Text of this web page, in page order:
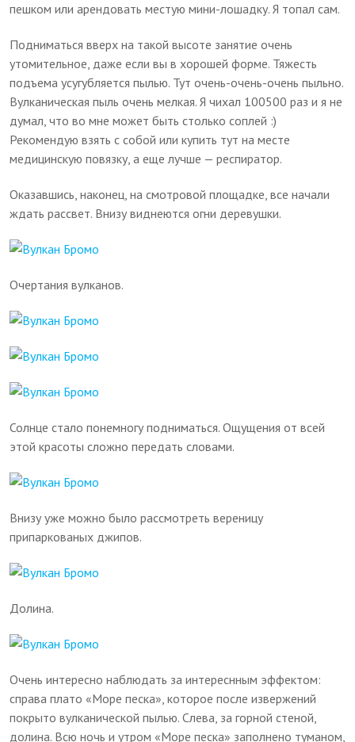
пешком или арендовать местую мини-лошадку. Я топал сам.
Подниматься вверх на такой высоте занятие очень
утомительное, даже если вы в хорошей форме. Тяжесть
подъема усугубляется пылью. Тут очень-очень-очень пыльно.
Вулканическая пыль очень мелкая. Я чихал 100500 раз и я не
думал, что во мне может быть столько соплей :)
Рекомендую взять с собой или купить тут на месте
медицинскую повязку, а еще лучше — респиратор.
Оказавшись, наконец, на смотровой площадке, все начали
ждать рассвет. Внизу виднеются огни деревушки.
Очертания вулканов.
Солнце стало понемногу подниматься. Ощущения от всей
этой красоты сложно передать словами.
Внизу уже можно было рассмотреть вереницу
припаркованых джипов.
Долина.
Очень интересно наблюдать за интереснным эффектом:
справа плато «Море песка», которое после извержений
покрыто вулканической пылью. Слева, за горной стеной,
долина. Всю ночь и утром «Море песка» заполнено туманом,